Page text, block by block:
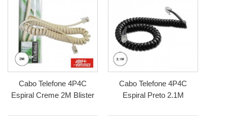
Cabo Telefone 4P4C
Espiral Creme 2M Blister
Cabo Telefone 4P4C
Espiral Preto 2.1M